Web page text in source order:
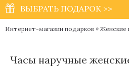
ВЫБРАТЬ ПОДАРОК >>
Интернет-магазин подарков » Женские
Часы наручные